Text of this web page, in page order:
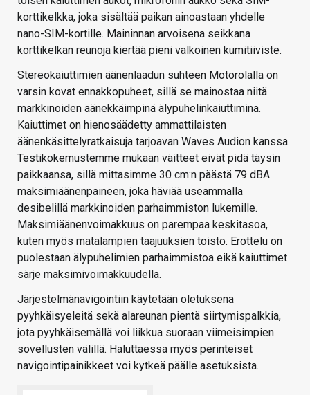
korttikelkka, joka sisältää paikan ainoastaan yhdelle
nano-SIM-kortille. Maininnan arvoisena seikkana
korttikelkan reunoja kiertää pieni valkoinen kumitiiviste.
Stereokaiuttimien äänenlaadun suhteen Motorolalla on
varsin kovat ennakkopuheet, sillä se mainostaa niitä
markkinoiden äänekkäimpinä älypuhelinkaiuttimina.
Kaiuttimet on hienosäädetty ammattilaisten
äänenkäsittelyratkaisuja tarjoavan Waves Audion kanssa.
Testikokemustemme mukaan väitteet eivät pidä täysin
paikkaansa, sillä mittasimme 30 cm:n päästä 79 dBA
maksimiäänenpaineen, joka häviää useammalla
desibelillä markkinoiden parhaimmiston lukemille.
Maksimiäänenvoimakkuus on parempaa keskitasoa,
kuten myös matalampien taajuuksien toisto. Erottelu on
puolestaan älypuhelimien parhaimmistoa eikä kaiuttimet
särje maksimivoimakkuudella.
Järjestelmänavigointiin käytetään oletuksena
pyyhkäisyeleitä sekä alareunan pientä siirtymispalkkia,
jota pyyhkäisemällä voi liikkua suoraan viimeisimpien
sovellusten välillä. Haluttaessa myös perinteiset
navigointipainikkeet voi kytkeä päälle asetuksista.